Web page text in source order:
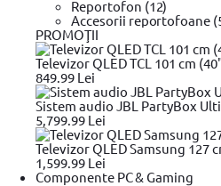
Reportofon (12)
Accesorii reportofoane
PROMOŢII
Televizor QLED TCL 101 cm
849.99 Lei
Sistem audio JBL PartyBox
5,799.99 Lei
Televizor QLED Samsung 127
1,599.99 Lei
Componente PC & Gaming
Dulap organizator
Suport
Set cutie pentru unelte
Centura
Trusa scule
Borseta
Curea
Carucior scule
Taburet
Carucior transport
Organizator accesorii
Lada depozitare
Insertie de spuma